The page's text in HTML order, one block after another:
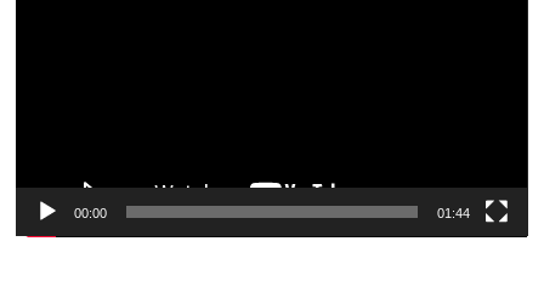
00:00 01:44